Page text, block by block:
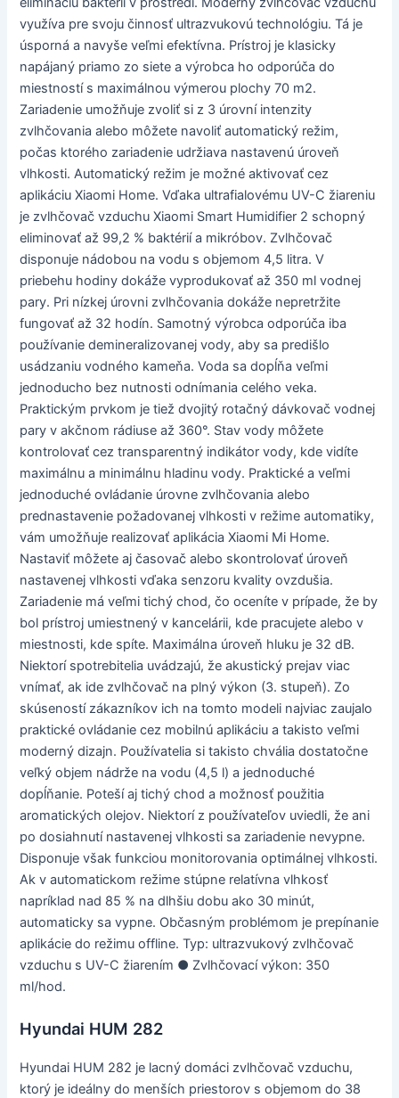
využíva pre svoju činnosť ultrazvukovú technológiu. Tá je
úsporná a navyše veľmi efektívna. Prístroj je klasicky
napájaný priamo zo siete a výrobca ho odporúča do
miestností s maximálnou výmerou plochy 70 m2.
Zariadenie umožňuje zvoliť si z 3 úrovní intenzity
zvlhčovania alebo môžete navoliť automatický režim,
počas ktorého zariadenie udržiava nastavenú úroveň
vlhkosti. Automatický režim je možné aktivovať cez
aplikáciu Xiaomi Home. Vďaka ultrafialovému UV-C žiareniu
je zvlhčovač vzduchu Xiaomi Smart Humidifier 2 schopný
eliminovať až 99,2 % baktérií a mikróbov. Zvlhčovač
disponuje nádobou na vodu s objemom 4,5 litra. V
priebehu hodiny dokáže vyprodukovať až 350 ml vodnej
pary. Pri nízkej úrovni zvlhčovania dokáže nepretržite
fungovať až 32 hodín. Samotný výrobca odporúča iba
používanie demineralizovanej vody, aby sa predišlo
usádzaniu vodného kameňa. Voda sa dopĺňa veľmi
jednoducho bez nutnosti odnímania celého veka.
Praktickým prvkom je tiež dvojitý rotačný dávkovač vodnej
pary v akčnom rádiuse až 360°. Stav vody môžete
kontrolovať cez transparentný indikátor vody, kde vidíte
maximálnu a minimálnu hladinu vody. Praktické a veľmi
jednoduché ovládanie úrovne zvlhčovania alebo
prednastavenie požadovanej vlhkosti v režime automatiky,
vám umožňuje realizovať aplikácia Xiaomi Mi Home.
Nastaviť môžete aj časovač alebo skontrolovať úroveň
nastavenej vlhkosti vďaka senzoru kvality ovzdušia.
Zariadenie má veľmi tichý chod, čo oceníte v prípade, že by
bol prístroj umiestnený v kancelárii, kde pracujete alebo v
miestnosti, kde spíte. Maximálna úroveň hluku je 32 dB.
Niektorí spotrebitelia uvádzajú, že akustický prejav viac
vnímať, ak ide zvlhčovač na plný výkon (3. stupeň). Zo
skúseností zákazníkov ich na tomto modeli najviac zaujalo
praktické ovládanie cez mobilnú aplikáciu a takisto veľmi
moderný dizajn. Používatelia si takisto chvália dostatočne
veľký objem nádrže na vodu (4,5 l) a jednoduché
dopĺňanie. Poteší aj tichý chod a možnosť použitia
aromatických olejov. Niektorí z používateľov uviedli, že ani
po dosiahnutí nastavenej vlhkosti sa zariadenie nevypne.
Disponuje však funkciou monitorovania optimálnej vlhkosti.
Ak v automatickom režime stúpne relatívna vlhkosť
napríklad nad 85 % na dlhšiu dobu ako 30 minút,
automaticky sa vypne. Občasným problémom je prepínanie
aplikácie do režimu offline. Typ: ultrazvukový zvlhčovač
vzduchu s UV-C žiarením ● Zvlhčovací výkon: 350
ml/hod.
Hyundai HUM 282
Hyundai HUM 282 je lacný domáci zvlhčovač vzduchu,
ktorý je ideálny do menších priestorov s objemom do 38